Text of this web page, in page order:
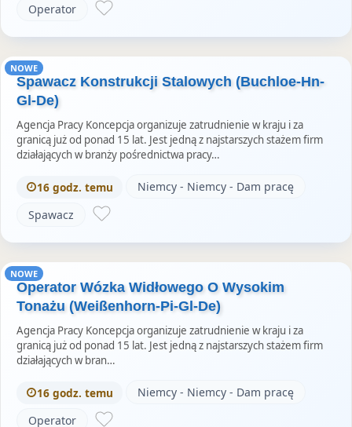
Operator
NOWE
Spawacz Konstrukcji Stalowych (Buchloe-Hn-
Gl-De)
Agencja Pracy Koncepcja organizuje zatrudnienie w kraju i za
granicą już od ponad 15 lat. Jest jedną z najstarszych stażem firm
działających w branży pośrednictwa pracy…
16 godz. temu
Niemcy - Niemcy - Dam pracę
Spawacz
NOWE
Operator Wózka Widłowego O Wysokim
Tonażu (Weißenhorn-Pi-Gl-De)
Agencja Pracy Koncepcja organizuje zatrudnienie w kraju i za
granicą już od ponad 15 lat. Jest jedną z najstarszych stażem firm
działających w bran…
16 godz. temu
Niemcy - Niemcy - Dam pracę
Operator